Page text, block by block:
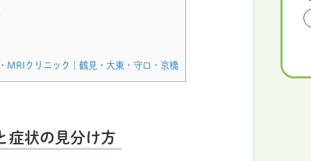
MRIクリニック｜鶴見・大東・守口・京橋
症状の見分け方